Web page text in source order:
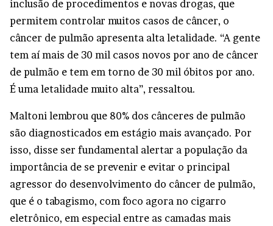
inclusão de procedimentos e novas drogas, que
permitem controlar muitos casos de câncer, o
câncer de pulmão apresenta alta letalidade. “A gente
tem aí mais de 30 mil casos novos por ano de câncer
de pulmão e tem em torno de 30 mil óbitos por ano.
É uma letalidade muito alta”, ressaltou.
Maltoni lembrou que 80% dos cânceres de pulmão
são diagnosticados em estágio mais avançado. Por
isso, disse ser fundamental alertar a população da
importância de se prevenir e evitar o principal
agressor do desenvolvimento do câncer de pulmão,
que é o tabagismo, com foco agora no cigarro
eletrônico, em especial entre as camadas mais